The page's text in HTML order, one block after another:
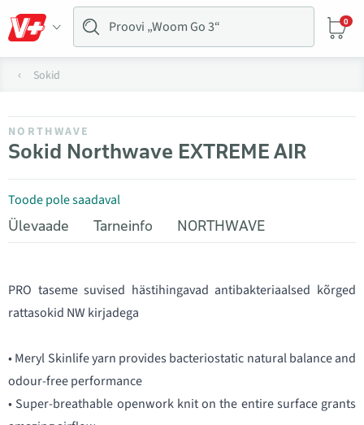
0
Sokid
NORTHWAVE
Sokid Northwave EXTREME AIR
Toode pole saadaval
Ülevaade
Tarneinfo NORTHWAVE
PRO taseme suvised hästihingavad antibakteriaalsed kõrged
rattasokid NW kirjadega
• Meryl Skinlife yarn provides bacteriostatic natural balance and
odour-free performance
• Super-breathable openwork knit on the entire surface grants